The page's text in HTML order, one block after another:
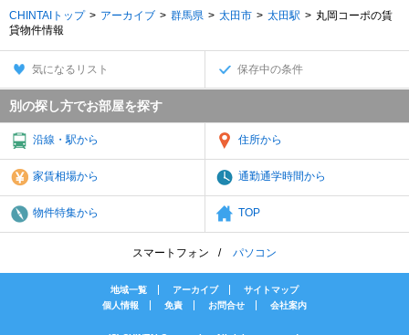
CHINTAIトップ アーカイブ 群馬県 太田市 太田駅
丸岡コーポの賃
貸物件情報
気になるリスト 保存中の条件
別の探し方でお部屋を探す
沿線・駅から 住所から
家賃相場から 通勤通学時間から
物件特集から TOP
スマートフォン パソコン
地域一覧 アーカイブ
サイトマップ
個人情報
免責 お問合せ 会社案内